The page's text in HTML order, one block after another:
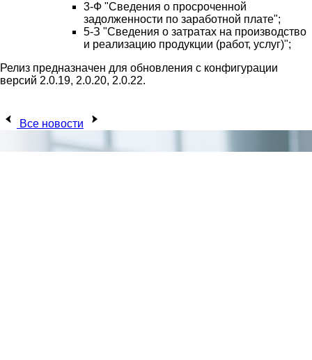
3-Ф "Сведения о просроченной
задолженности по заработной плате";
5-З "Сведения о затратах на производство
и реализацию продукции (работ, услуг)";
Релиз предназначен для обновления с конфигурации
версий 2.0.19, 2.0.20, 2.0.22.
Все новости